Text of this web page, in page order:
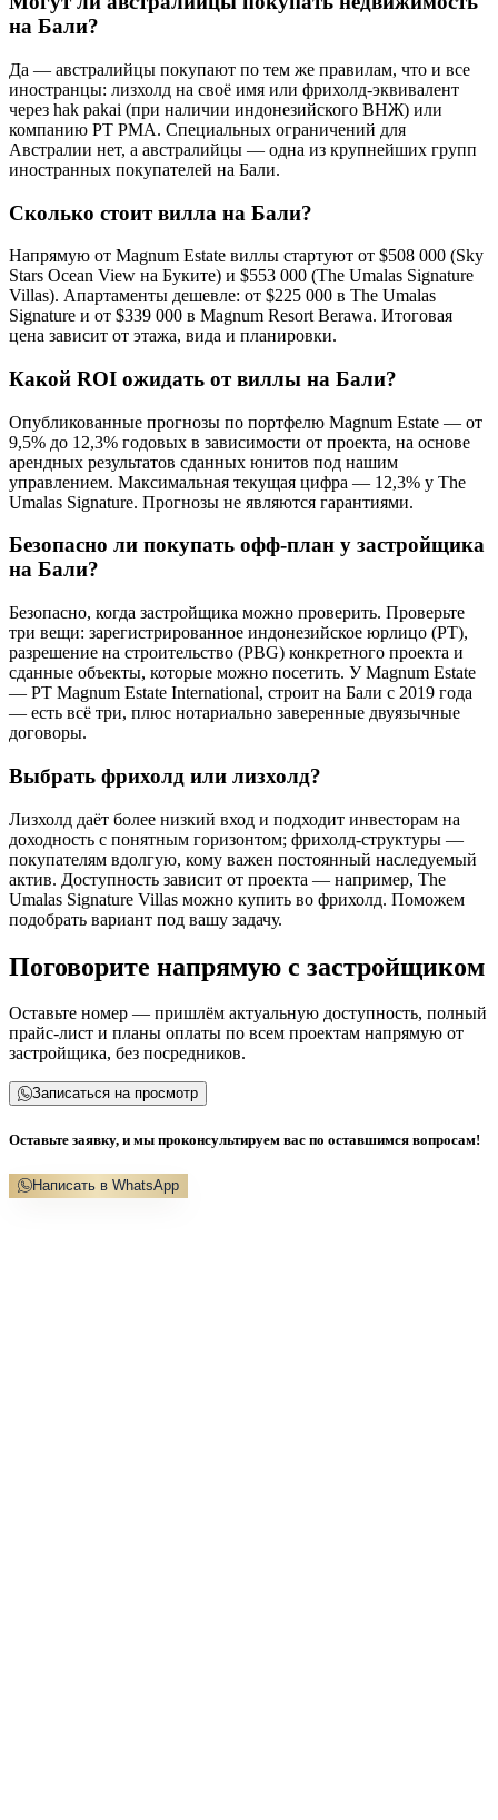
на Бали?
Да — австралийцы покупают по тем же правилам, что и все
иностранцы: лизхолд на своё имя или фрихолд-эквивалент
через hak pakai (при наличии индонезийского ВНЖ) или
компанию PT PMA. Специальных ограничений для
Австралии нет, а австралийцы — одна из крупнейших групп
иностранных покупателей на Бали.
Сколько стоит вилла на Бали?
Напрямую от Magnum Estate виллы стартуют от $508 000 (Sky
Stars Ocean View на Буките) и $553 000 (The Umalas Signature
Villas). Апартаменты дешевле: от $225 000 в The Umalas
Signature и от $339 000 в Magnum Resort Berawa. Итоговая
цена зависит от этажа, вида и планировки.
Какой ROI ожидать от виллы на Бали?
Опубликованные прогнозы по портфелю Magnum Estate — от
9,5% до 12,3% годовых в зависимости от проекта, на основе
арендных результатов сданных юнитов под нашим
управлением. Максимальная текущая цифра — 12,3% у The
Umalas Signature. Прогнозы не являются гарантиями.
Безопасно ли покупать офф-план у застройщика
на Бали?
Безопасно, когда застройщика можно проверить. Проверьте
три вещи: зарегистрированное индонезийское юрлицо (PT),
разрешение на строительство (PBG) конкретного проекта и
сданные объекты, которые можно посетить. У Magnum Estate
— PT Magnum Estate International, строит на Бали с 2019 года
— есть всё три, плюс нотариально заверенные двуязычные
договоры.
Выбрать фрихолд или лизхолд?
Лизхолд даёт более низкий вход и подходит инвесторам на
доходность с понятным горизонтом; фрихолд-структуры —
покупателям вдолгую, кому важен постоянный наследуемый
актив. Доступность зависит от проекта — например, The
Umalas Signature Villas можно купить во фрихолд. Поможем
подобрать вариант под вашу задачу.
Поговорите напрямую с застройщиком
Оставьте номер — пришлём актуальную доступность, полный
прайс-лист и планы оплаты по всем проектам напрямую от
застройщика, без посредников.
Записаться на просмотр
Оставьте заявку, и мы проконсультируем вас по оставшимся вопросам!
Написать в WhatsApp